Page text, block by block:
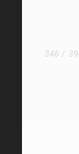
346 /